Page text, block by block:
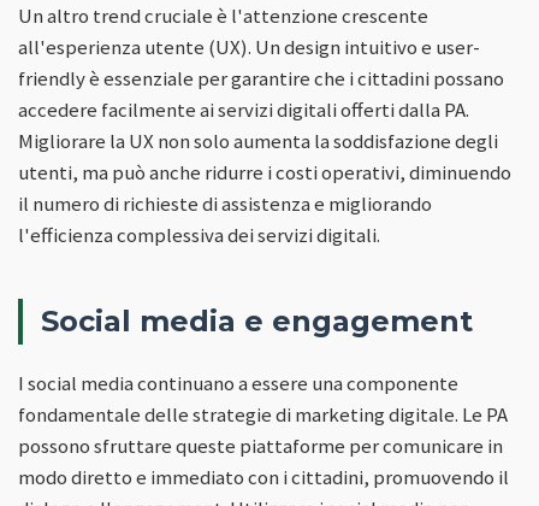
Un altro trend cruciale è l'attenzione crescente
all'esperienza utente (UX). Un design intuitivo e user-
friendly è essenziale per garantire che i cittadini possano
accedere facilmente ai servizi digitali offerti dalla PA.
Migliorare la UX non solo aumenta la soddisfazione degli
utenti, ma può anche ridurre i costi operativi, diminuendo
il numero di richieste di assistenza e migliorando
l'efficienza complessiva dei servizi digitali.
Social media e engagement
I social media continuano a essere una componente
fondamentale delle strategie di marketing digitale. Le PA
possono sfruttare queste piattaforme per comunicare in
modo diretto e immediato con i cittadini, promuovendo il